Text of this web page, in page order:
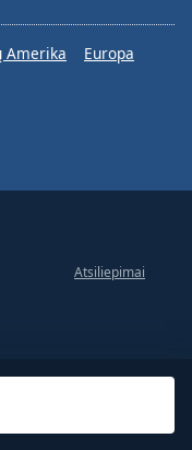
Amerika
Europa
Atsiliepimai